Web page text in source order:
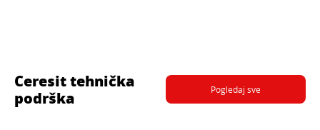
Ceresit tehnička
podrška
Pogledaj sve